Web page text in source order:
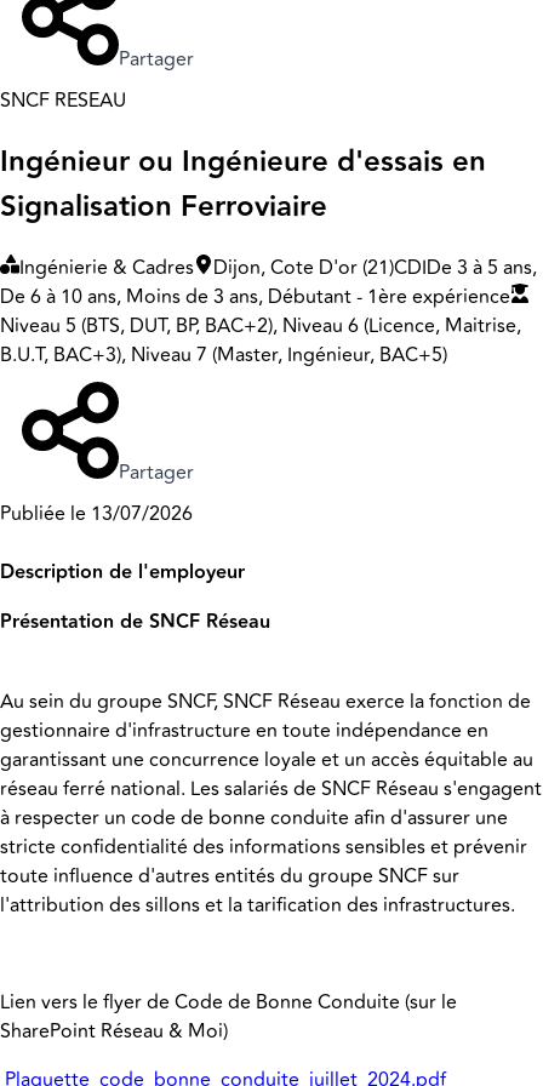
Partager
SNCF RESEAU
Ingénieur ou Ingénieure d'essais en
Signalisation Ferroviaire
Ingénierie & Cadres Dijon, Cote D'or (21)CDIDe 3 à 5 ans,
De 6 à 10 ans, Moins de 3 ans, Débutant - 1ère expérience
Niveau 5 (BTS, DUT, BP, BAC+2), Niveau 6 (Licence, Maitrise,
B.U.T, BAC+3), Niveau 7 (Master, Ingénieur, BAC+5)
Partager
Publiée le 13/07/2026
Description de l'employeur
Présentation de SNCF Réseau
Au sein du groupe SNCF, SNCF Réseau exerce la fonction de
gestionnaire d'infrastructure en toute indépendance en
garantissant une concurrence loyale et un accès équitable au
réseau ferré national. Les salariés de SNCF Réseau s'engagent
à respecter un code de bonne conduite afin d'assurer une
stricte confidentialité des informations sensibles et prévenir
toute influence d'autres entités du groupe SNCF sur
l'attribution des sillons et la tarification des infrastructures.
Lien vers le flyer de Code de Bonne Conduite (sur le
SharePoint Réseau & Moi)
Plaquette_code_bonne_conduite_juillet_2024.pdf